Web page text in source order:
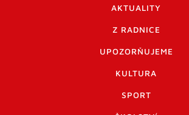
AKTUALITY
Z RADNICE
UPOZORŇUJEME
KULTURA
SPORT